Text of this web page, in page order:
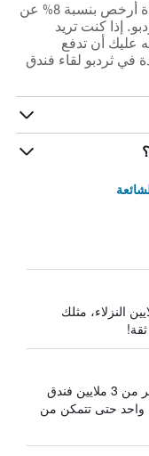
تكون الأسعار لكل ليلة في بيور شاليه عادة أرخص بنسبة 8% عن
4-نجوم في ثردبو. إذا كنت تريد
عليك أن تدفع
في ثردبو لقاء فندق
النزلاء، مثلك
يبحث HotelsCombined في أكثر من 3 ملايين فندق
واحد حتى تتمكن من